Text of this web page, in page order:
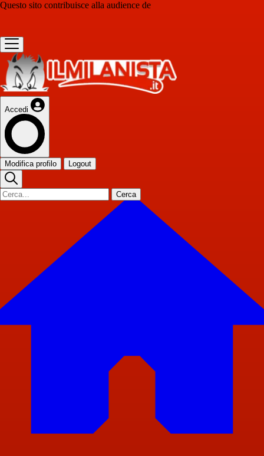
Questo sito contribuisce alla audience de
Accedi
Modifica profilo Logout
Cerca